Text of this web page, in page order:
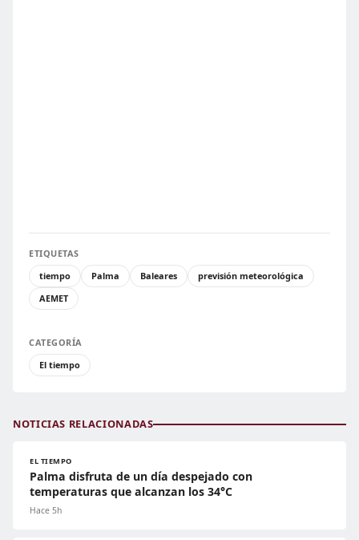
ETIQUETAS
tiempo
Palma Baleares
previsión meteorológica
AEMET
CATEGORÍA
El tiempo
NOTICIAS RELACIONADAS
EL TIEMPO
Palma disfruta de un día despejado con
temperaturas que alcanzan los 34°C
Hace 5h